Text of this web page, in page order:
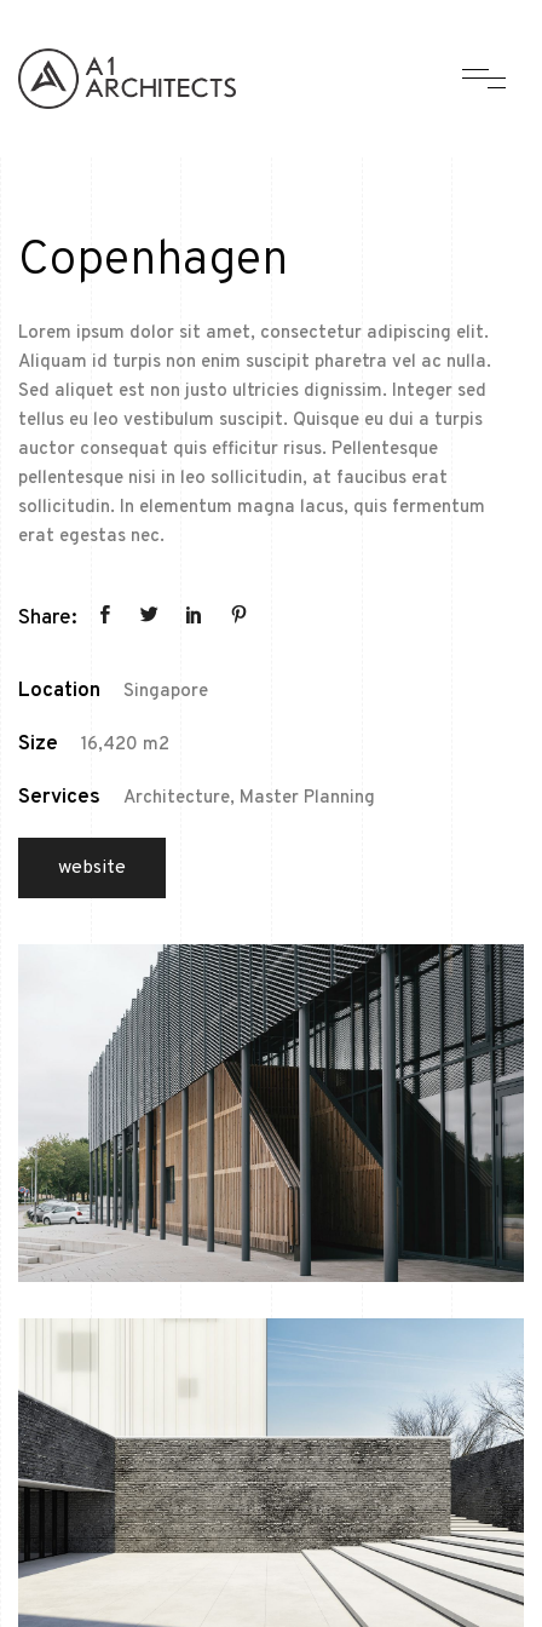
Copenhagen
Lorem ipsum dolor sit amet, consectetur adipiscing elit.
Aliquam id turpis non enim suscipit pharetra vel ac nulla.
Sed aliquet est non justo ultricies dignissim. Integer sed
tellus eu leo vestibulum suscipit. Quisque eu dui a turpis
auctor consequat quis efficitur risus. Pellentesque
pellentesque nisi in leo sollicitudin, at faucibus erat
sollicitudin. In elementum magna lacus, quis fermentum
erat egestas nec.
Share:
Location Singapore
Size 16,420 m2
Services Architecture, Master Planning
website